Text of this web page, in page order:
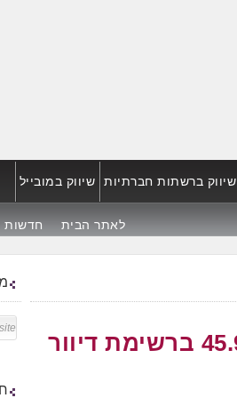
שיווק ברשתות חברתיות שיווק במובייל
חדשות לאתר הבית
כך העלינו את אחוז הפתיחה ל- 45.9% ברשימת דיוור